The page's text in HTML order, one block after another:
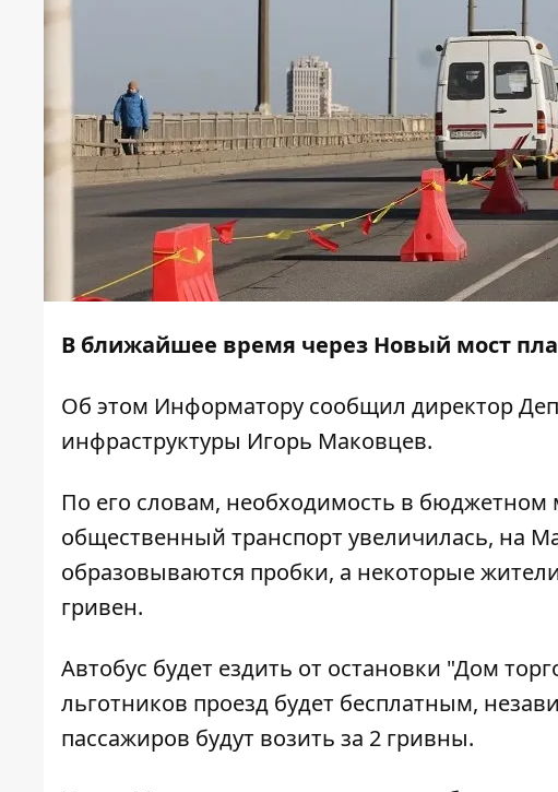
В ближайшее время через Новый мост
Об этом Информатору сообщил директор
инфраструктуры Игорь Маковцев.
По его словам, необходимость в бюджетном
общественный транспорт увеличилась, на
образовываются пробки, а некоторые
гривен.
Автобус будет ездить от остановки "Дом
льготников проезд будет бесплатным,
пассажиров будут возить за 2 гривны.